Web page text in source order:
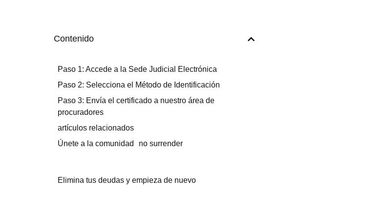
Contenido
Paso 1: Accede a la Sede Judicial Electrónica
Paso 2: Selecciona el Método de Identificación
Paso 3: Envía el certificado a nuestro área de
procuradores
artículos relacionados
Únete a la comunidad no surrender
Elimina tus deudas y empieza de nuevo